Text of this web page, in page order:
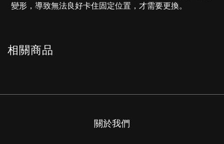
變形，導致無法良好卡住固定位置，才需要更換。
相關商品
關於我們